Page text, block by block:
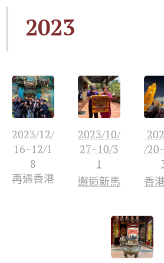
2023
2023/12/
16~12/1
8
再遇香港
2023/10/
27~10/3
1
邂逅新馬
/
香